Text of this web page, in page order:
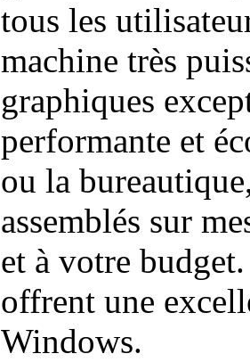
tous les
machine très
graphiques
performante et
ou la
assemblés sur
et à votre
offrent une
Windows.